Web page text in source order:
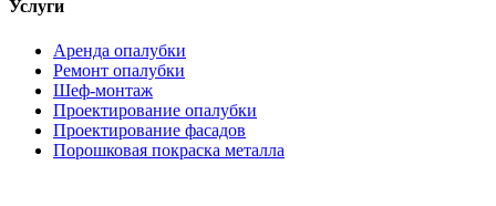
Услуги
Аренда опалубки
Ремонт опалубки
Шеф-монтаж
Проектирование опалубки
Проектирование фасадов
Порошковая покраска металла